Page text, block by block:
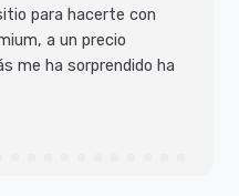
para hacerte con
a un precio
me ha sorprendido ha